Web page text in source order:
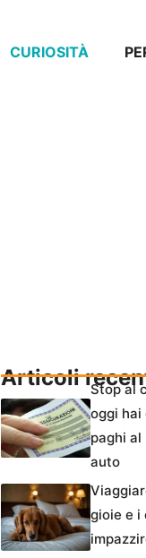
CURIOSITÀ
Articoli
Stop al
oggi
paghi al
auto
gioie e i